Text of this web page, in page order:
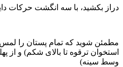
با سه انگشت حرکات دایره‌ای و
که تمام پستان را لمس می‌کنید، از
ترقوه تا بالای شکم) و از پهلو تا